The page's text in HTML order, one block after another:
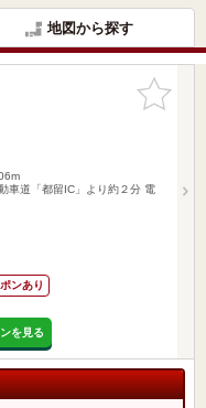
地図から探す
お気に入
りに追加
車道「都留IC」より約２分 電
ンあり
を見る